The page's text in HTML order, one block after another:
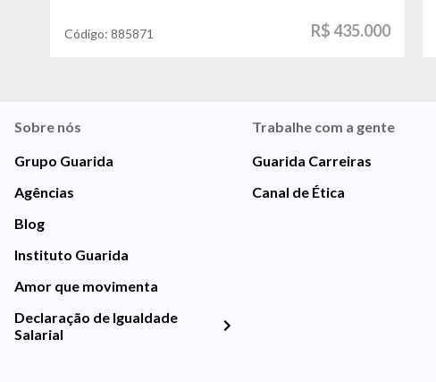
Código: 885871 R$ 435.000
Sobre nós
Grupo Guarida
Agências
Blog
Instituto Guarida
Amor que movimenta
Declaração de Igualdade
Salarial
Trabalhe com a gente
Guarida Carreiras
Canal de Ética